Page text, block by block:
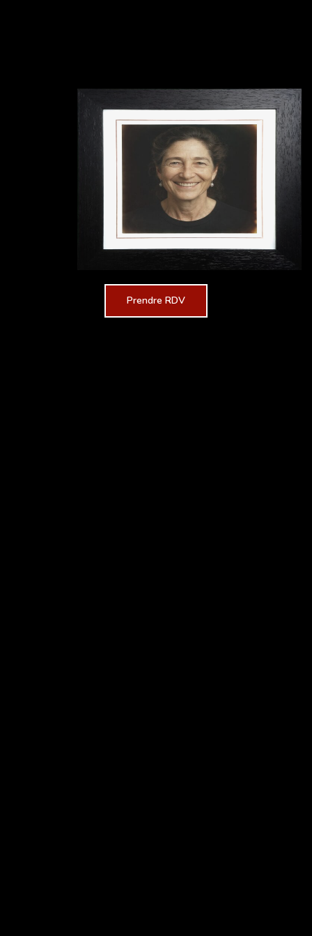
Prendre RDV